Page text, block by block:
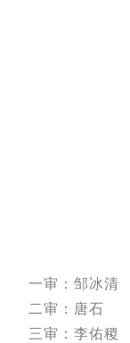
一审：邹冰清
二审：唐石
三审：李佑稷